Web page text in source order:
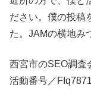
ださい。僕の投稿
た。JAMの横地み
西宮市のSEO調査
活動番号／FIq7871